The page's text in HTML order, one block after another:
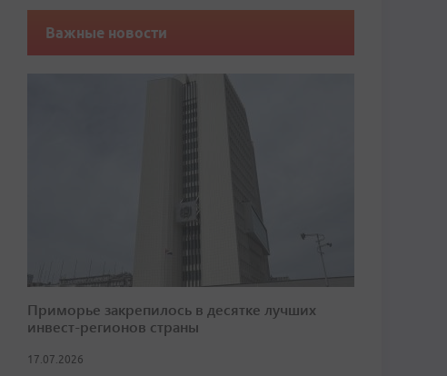
Важные новости
Приморье закрепилось в десятке лучших
инвест-регионов страны
17.07.2026